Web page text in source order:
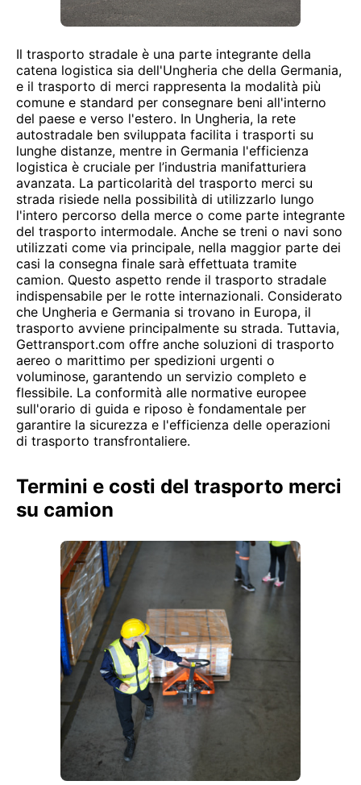
Il trasporto stradale è una parte integrante della
catena logistica sia dell'Ungheria che della Germania,
e il trasporto di merci rappresenta la modalità più
comune e standard per consegnare beni all'interno
del paese e verso l'estero. In Ungheria, la rete
autostradale ben sviluppata facilita i trasporti su
lunghe distanze, mentre in Germania l'efficienza
logistica è cruciale per l’industria manifatturiera
avanzata. La particolarità del trasporto merci su
strada risiede nella possibilità di utilizzarlo lungo
l'intero percorso della merce o come parte integrante
del trasporto intermodale. Anche se treni o navi sono
utilizzati come via principale, nella maggior parte dei
casi la consegna finale sarà effettuata tramite
camion. Questo aspetto rende il trasporto stradale
indispensabile per le rotte internazionali. Considerato
che Ungheria e Germania si trovano in Europa, il
trasporto avviene principalmente su strada. Tuttavia,
Gettransport.com offre anche soluzioni di trasporto
aereo o marittimo per spedizioni urgenti o
voluminose, garantendo un servizio completo e
flessibile. La conformità alle normative europee
sull'orario di guida e riposo è fondamentale per
garantire la sicurezza e l'efficienza delle operazioni
di trasporto transfrontaliere.
Termini e costi del trasporto merci
su camion